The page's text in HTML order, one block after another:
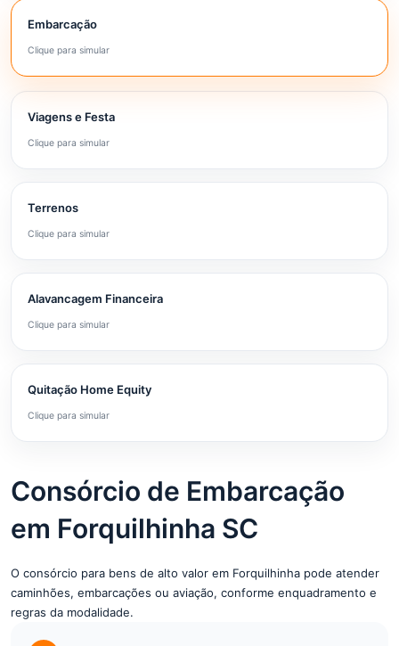
Embarcação
Clique para simular
Viagens e Festa
Clique para simular
Terrenos
Clique para simular
Alavancagem Financeira
Clique para simular
Quitação Home Equity
Clique para simular
Consórcio de Embarcação
em Forquilhinha SC
O consórcio para bens de alto valor em Forquilhinha pode atender
caminhões, embarcações ou aviação, conforme enquadramento e
regras da modalidade.